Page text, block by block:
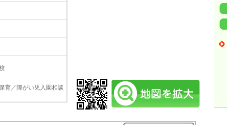
育／障がい児入園相談